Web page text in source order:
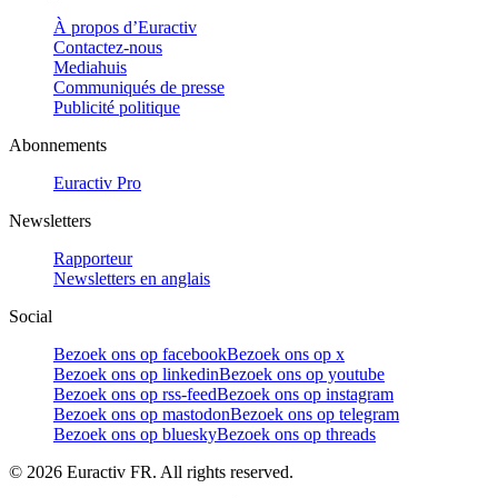
À propos d’Euractiv
Contactez-nous
Mediahuis
Communiqués de presse
Publicité politique
Abonnements
Euractiv Pro
Newsletters
Rapporteur
Newsletters en anglais
Social
Bezoek ons op facebookBezoek ons op x
Bezoek ons op linkedinBezoek ons op youtube
Bezoek ons op rss-feedBezoek ons op instagram
Bezoek ons op mastodonBezoek ons op telegram
Bezoek ons op blueskyBezoek ons op threads
© 2026 Euractiv FR. All rights reserved.